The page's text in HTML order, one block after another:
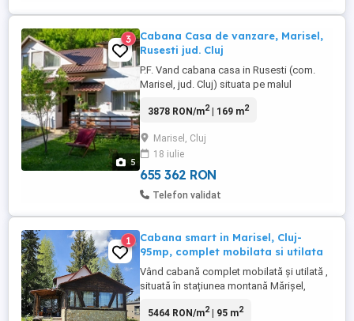
5
3
Cabana Casa de vanzare, Marisel,
Rusesti jud. Cluj
P.F. Vand cabana casa in Rusesti (com.
Marisel, jud. Cluj) situata pe malul
de Cluj, - 5 km de coada lacului Tarnita -
Amplasata pe un teren de 300 mp, casa
are o suprafata utila de 169 mp (amprenta
la sol de 89mp) si este ...
3878 RON/m2| 169 m2
Marisel, Cluj
18 iulie
655 362 RON
Telefon validat
1
Cabana smart in Marisel, Cluj-
95mp, complet mobilata si utilata
Vând cabană complet mobilată și utilată ,
situată în stațiunea montană Mărișel,
zonă liniștită, cu acces direct din șosea
5464 RON/m2| 95 m2